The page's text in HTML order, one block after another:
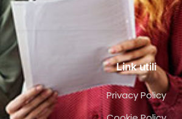
Link utili
Privacy Policy